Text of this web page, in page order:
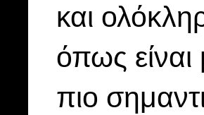
και
όπως είναι
πιο